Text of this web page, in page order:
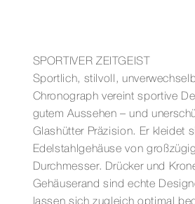
SPORTIVER ZEITGEIST
Sportlich, stilvoll,
Chronograph vereint sportive
gutem Aussehen – und
Glashütter Präzision. Er kleidet
Edelstahlgehäuse von
Durchmesser. Drücker und
Gehäuserand sind echte
lassen sich zugleich optimal